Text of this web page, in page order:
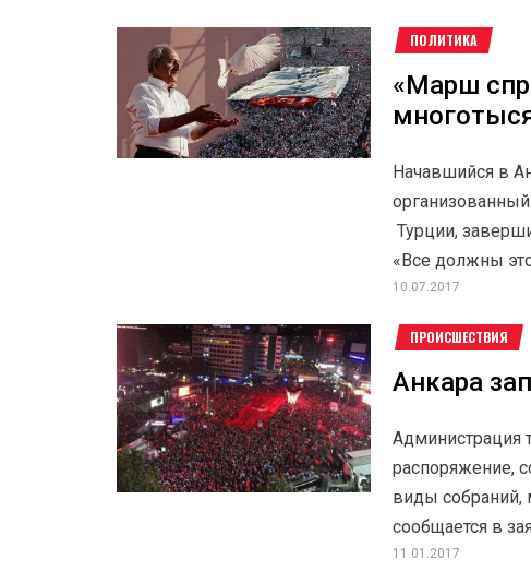
ПОЛИТИКА
«Марш
Начавшийся в
Турции,
«Все должны
10.07.2017
ПРОИСШЕСТВИЯ
Анкара
Администрация
распоряжение,
виды собраний,
сообщается в
11.01.2017